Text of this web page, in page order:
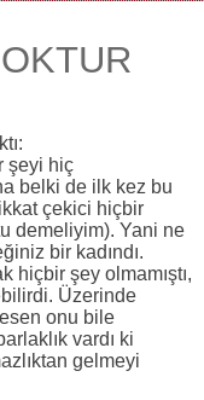
şeyi hiç
belki de ilk kez bu
çekici hiçbir
demeliyim). Yani ne
bir kadındı.
hiçbir şey olmamıştı,
Üzerinde
onu bile
vardı ki
gelmeyi